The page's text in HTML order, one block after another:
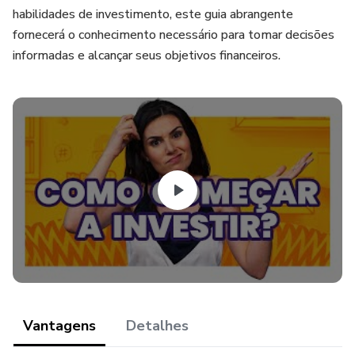
habilidades de investimento, este guia abrangente
fornecerá o conhecimento necessário para tomar decisões
informadas e alcançar seus objetivos financeiros.
Vantagens Detalhes